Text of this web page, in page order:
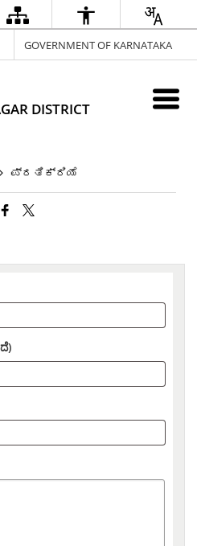
GOVERNMENT OF KARNATAKA
DISTRICT
ಪ್ರತಿಕ್ರಿಯೆ